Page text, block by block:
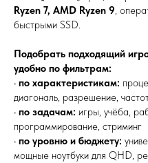
Ryzen 7, AMD Ryzen 9,
быстрыми SSD.
Подобрать подходящий
удобно по фильтрам:
• по характеристикам:
диагональ, разрешение,
• по задачам: игры, учёба,
программирование, стриминг
• по уровню и бюджету:
мощные ноутбуки для QHD,